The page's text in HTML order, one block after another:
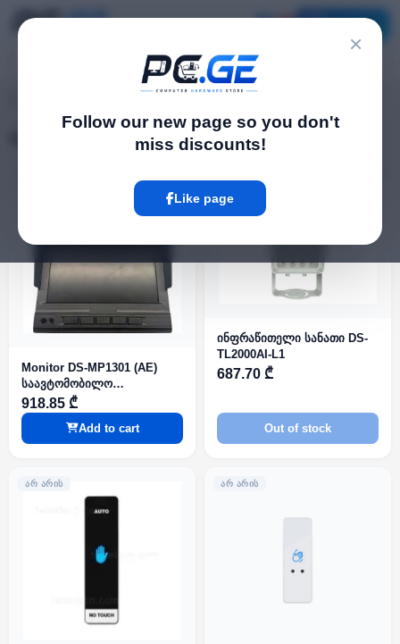
×
Follow our new page so you don't
miss discounts!
Like page
Video Surveillance
Monitor DS-MP1301 (AE)
საავტომობილო
Systemsსთვის
918.85 ₾
Add to cart
ᲐᲠ ᲐᲠᲘᲡ
ინფრაწითელი სანათი DS-
TL2000AI-L1
687.70 ₾
Out of stock
ᲐᲠ ᲐᲠᲘᲡ ᲐᲠ ᲐᲠᲘᲡ